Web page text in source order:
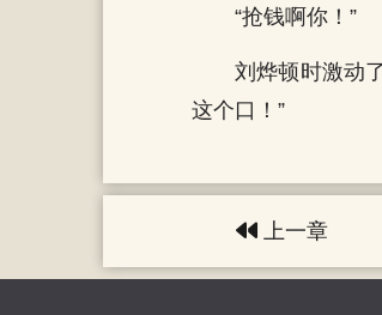
“抢钱啊你！”
刘烨顿时激动
这个口！”
上一章